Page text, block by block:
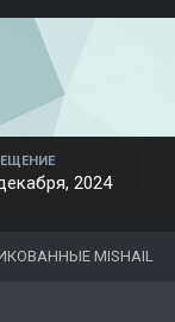
2024
MISHAIL